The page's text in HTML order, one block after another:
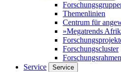
Themenlinien
Centrum für
»Megatrends
Forschungscluster
Forschungsrahmen
Service
Service